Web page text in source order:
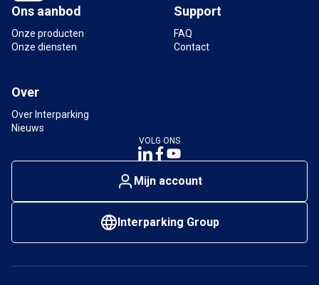
Ons aanbod
Onze producten
Onze diensten
Support
FAQ
Contact
Over
Over Interparking
Nieuws
VOLG ONS
Mijn account
Interparking Group